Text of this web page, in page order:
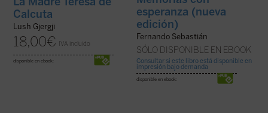
Calcuta
Lush Gjergji
18,00€ IVA incluido
disponible en ebook:
esperanza (nueva
edición)
Fernando Sebastián
SÓLO DISPONIBLE EN EBOOK
Consultar si este libro está disponible en
impresión bajo demanda
disponible en ebook: